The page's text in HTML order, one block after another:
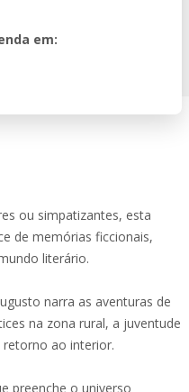
em:
ou simpatizantes, esta
de memórias ficcionais,
literário.
narra as aventuras de
na zona rural, a juventude
retorno ao interior.
preenche o universo